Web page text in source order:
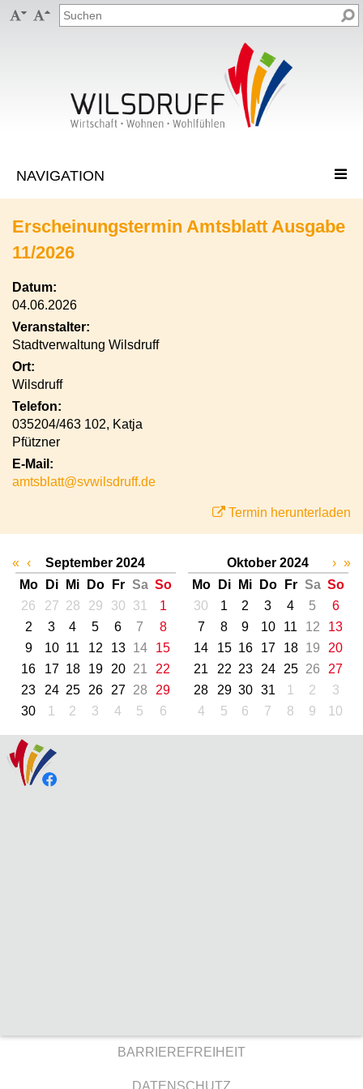
 
Erscheinungstermin Amtsblatt Ausgabe
11/2026
Datum:
04.06.2026
Veranstalter:
Stadtverwaltung Wilsdruff
Ort:
Wilsdruff
Telefon:
035204/463 102, Katja
Pfützner
E-Mail:
amtsblatt@svwilsdruff.de
Termin herunterladen
« ‹
September 2024
Mo
Di Mi Do Fr Sa So
26
27 28 29 30 31
1
2
3 4 5 6 7
8
9
10 11 12 13 14
15
16
17 18 19 20 21
22
23
24 25 26 27 28
29
30
1 2 3 4 5 6
Oktober 2024
Mo
Di Mi Do Fr Sa So
30
1 2 3 4 5
6
7
8 9 10 11 12
13
14
15 16 17 18 19
20
21
22 23 24 25 26
27
28
29 30 31 1 2
3
4
5 6 7 8 9 10
› »
BARRIEREFREIHEIT
DATENSCHUTZ